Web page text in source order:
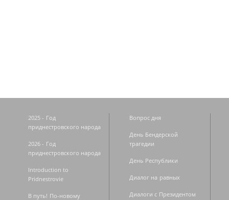
2025 - Год
приднестровского народа
2026 - Год
приднестровского народа
Introduction to
Pridnestrovie
В путь! По-новому
Вопрос дня
День Бендерской
трагедии
День Республики
Диалог на равных
Диалоги с Президентом